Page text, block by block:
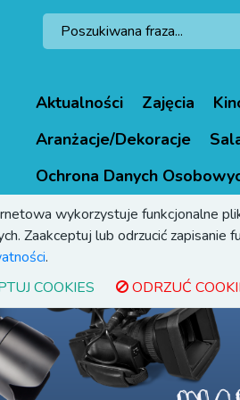
Aktualności Zajęcia
Aranżacje/Dekoracje
Ochrona Danych
wykorzystuje funkcjonalne
Zaakceptuj lub odrzucić zapisanie
.
COOKIES
ODRZUĆ